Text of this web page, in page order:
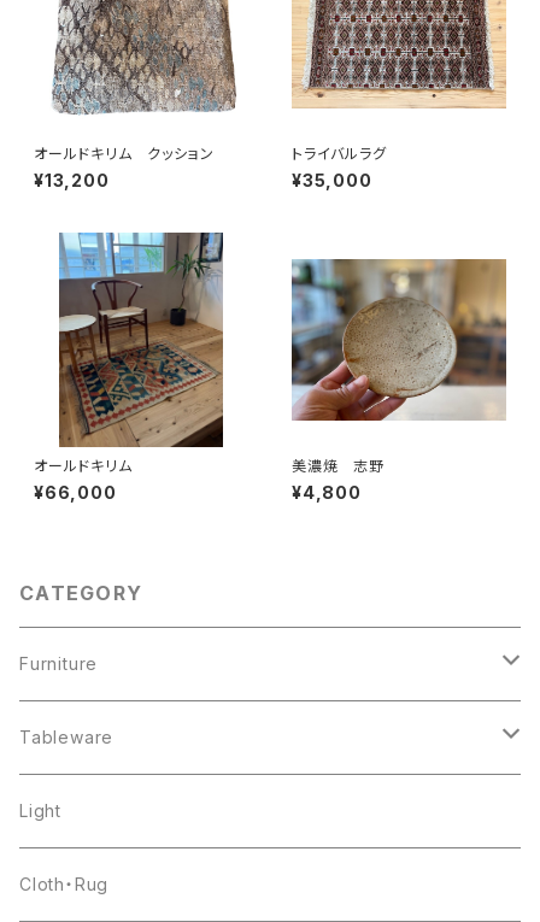
オールドキリム クッション
¥13,200
トライバルラグ
¥35,000
オールドキリム
¥66,000
美濃焼 志野
¥4,800
CATEGORY
Furniture
chair
shelf
table
Tableware
pottery
glass
Light
Cloth・Rug